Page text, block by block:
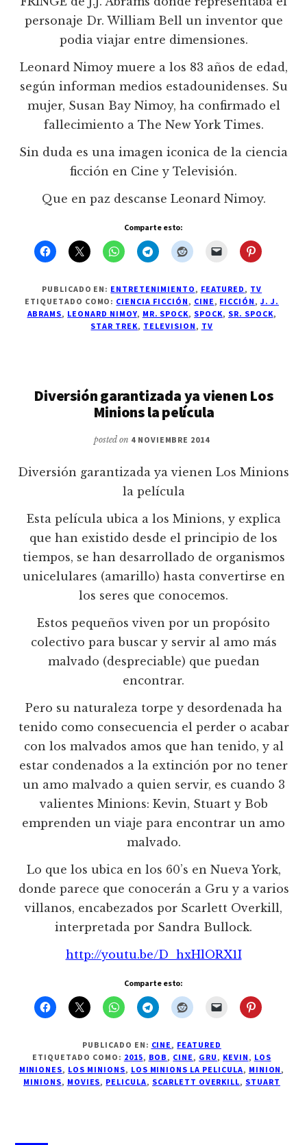
personaje Dr. William Bell un inventor que
podia viajar entre dimensiones.
Leonard Nimoy muere a los 83 años de edad,
según informan medios estadounidenses. Su
mujer, Susan Bay Nimoy, ha confirmado el
fallecimiento a The New York Times.
Sin duda es una imagen iconica de la ciencia
ficción en Cine y Televisión.
Que en paz descanse Leonard Nimoy.
Comparte esto:
PUBLICADO EN: ENTRETENIMIENTO, FEATURED, TV
ETIQUETADO COMO: CIENCIA FICCIÓN, CINE, FICCIÓN,J. J.
ABRAMS, LEONARD NIMOY, MR. SPOCK, SPOCK, SR. SPOCK,
STAR TREK, TELEVISION, TV
Diversión garantizada ya vienen Los
Minions la película
posted on 4 NOVIEMBRE 2014
Diversión garantizada ya vienen Los Minions
la película
Esta película ubica a los Minions, y explica
que han existido desde el principio de los
tiempos, se han desarrollado de organismos
unicelulares (amarillo) hasta convertirse en
los seres que conocemos.
Estos pequeños viven por un propósito
colectivo para buscar y servir al amo más
malvado (despreciable) que puedan
encontrar.
Pero su naturaleza torpe y desordenada ha
tenido como consecuencia el perder o acabar
con los malvados amos que han tenido, y al
estar condenados a la extinción por no tener
un amo malvado a quien servir, es cuando 3
valientes Minions: Kevin, Stuart y Bob
emprenden un viaje para encontrar un amo
malvado.
Lo que los ubica en los 60’s en Nueva York,
donde parece que conocerán a Gru y a varios
villanos, encabezados por Scarlett Overkill,
interpretada por Sandra Bullock.
http://youtu.be/D_hxHlORX1I
Comparte esto:
PUBLICADO EN: CINE, FEATURED
ETIQUETADO COMO: 2015, BOB, CINE, GRU, KEVIN, LOS
MINIONES, LOS MINIONS, LOS MINIONS LA PELICULA, MINION,
MINIONS, MOVIES, PELICULA, SCARLETT OVERKILL, STUART